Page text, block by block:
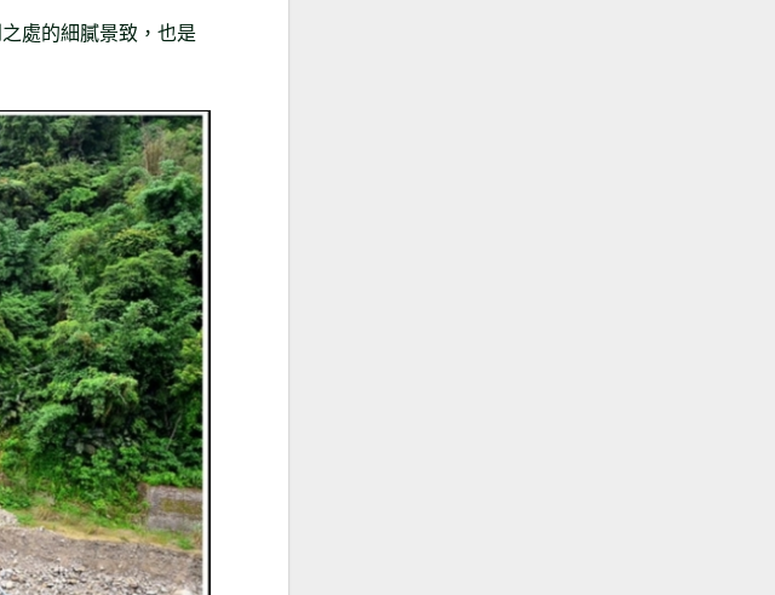
處的細膩景致，也是